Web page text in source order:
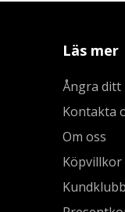
Läs mer
Ångra ditt
Kontakta
Om oss
Kundklubb